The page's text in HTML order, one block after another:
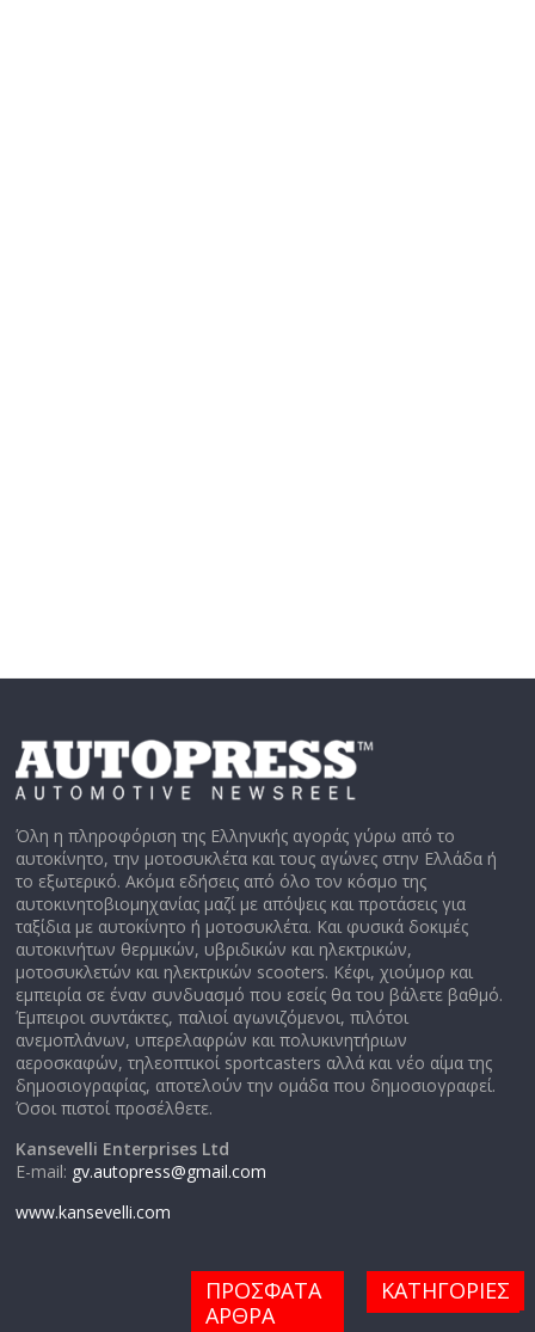
Όλη η πληροφόριση της Ελληνικής αγοράς γύρω από το
αυτοκίνητο, την μοτοσυκλέτα και τους αγώνες στην Ελλάδα ή
το εξωτερικό. Ακόμα εδήσεις από όλο τον κόσμο της
αυτοκινητοβιομηχανίας μαζί με απόψεις και προτάσεις για
ταξίδια με αυτοκίνητο ή μοτοσυκλέτα. Και φυσικά δοκιμές
αυτοκινήτων θερμικών, υβριδικών και ηλεκτρικών,
μοτοσυκλετών και ηλεκτρικών scooters. Κέφι, χιούμορ και
εμπειρία σε έναν συνδυασμό που εσείς θα του βάλετε βαθμό.
Έμπειροι συντάκτες, παλιοί αγωνιζόμενοι, πιλότοι
ανεμοπλάνων, υπερελαφρών και πολυκινητήριων
αεροσκαφών, τηλεοπτικοί sportcasters αλλά και νέο αίμα της
δημοσιογραφίας, αποτελούν την ομάδα που δημοσιογραφεί.
Όσοι πιστοί προσέλθετε.
Kansevelli Enterprises Ltd
E-mail: gv.autopress@gmail.com
www.kansevelli.com
ΠΡΟΣΦΑΤΑ
ΑΡΘΡΑ
ΚΑΤΗΓΟΡΙΕΣ